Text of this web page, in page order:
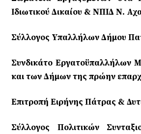
Ιδιωτικού Δικαίου & ΝΠΙΔ Ν.
Σύλλογος Υπαλλήλων Δήμου
Συνδικάτο Εργατοϋπαλλήλων
και των Δήμων της πρώην
Επιτροπή Ειρήνης Πάτρας &
Σύλλογος Πολιτικών